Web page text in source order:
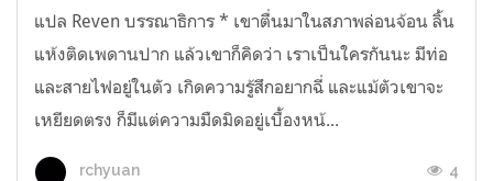
แปล Reven บรรณาธิการ * เขาตื่นมาในสภาพล่อนจ้อน ลิ้น
แห้งติดเพดานปาก แล้วเขาก็คิดว่า เราเป็นใครกันนะ มีท่อ
และสายไฟอยู่ในตัว เกิดความรู้สึกอยากฉี่ และแม้ตัวเขาจะ
เหยียดตรง ก็มีแต่ความมืดมิดอยู่เบื้องหน้...
rchyuan 4